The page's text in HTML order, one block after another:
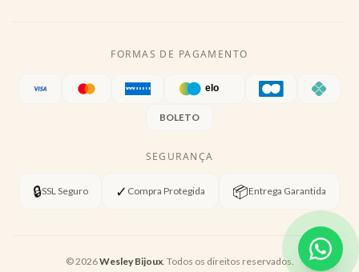
FORMAS DE PAGAMENTO
BOLETO
SEGURANÇA
🔒SSL Seguro ✓ Compra Protegida 📦Entrega Garantida
©2026Wesley Bijoux. Todos os direitos reservados.